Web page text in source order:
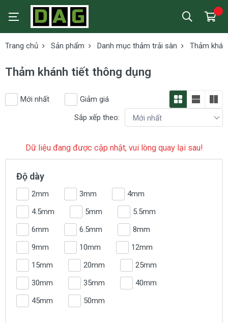
Trang chủ Sản phẩm Danh mục thảm trải sàn Thảm
Thảm khánh tiết thông dụng
Mới nhất
Giảm giá
Sắp xếp theo:
Dữ liệu đang được cập nhật, vui lòng quay lại sau!
Độ dày
2mm 3mm
4mm
4.5mm
5mm
5.5mm
6mm
6.5mm
8mm
9mm
10mm
12mm
15mm
20mm
25mm
30mm
35mm
40mm
45mm
50mm